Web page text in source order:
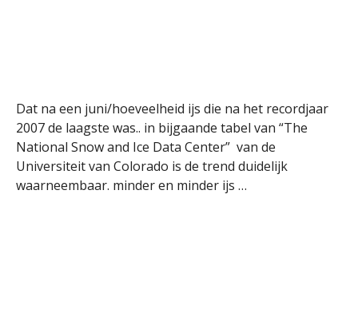
Dat na een juni/hoeveelheid ijs die na het recordjaar
2007 de laagste was.. in bijgaande tabel van “The
National Snow and Ice Data Center” van de
Universiteit van Colorado is de trend duidelijk
waarneembaar. minder en minder ijs …